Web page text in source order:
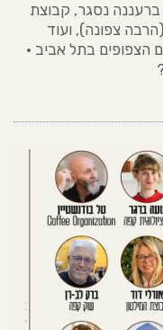
נסגר, קבוצת
צפונה), ועוד
הצפופים בתל אביב •